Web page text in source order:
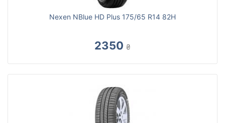
Nexen NBlue HD Plus 175/65 R14 82H
2350 ₴